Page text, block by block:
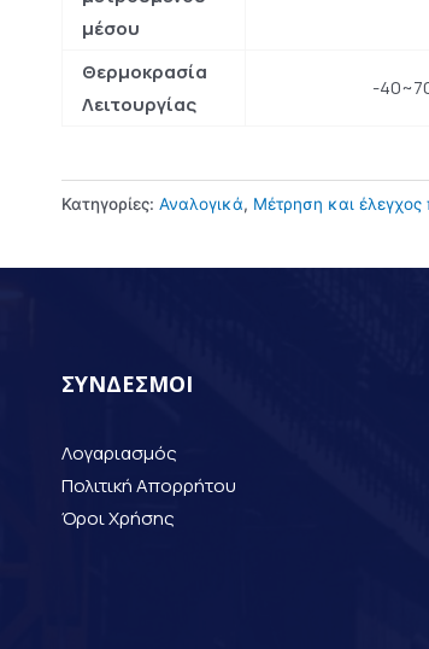
μέσου
Θερμοκρασία
Λειτουργίας
-
Κατηγορίες: Αναλογικά, Μέτρηση και έλεγχος
ΣΥΝΔΕΣΜΟΙ
Λογαριασμός
Πολιτική Απορρήτου
Όροι Χρήσης